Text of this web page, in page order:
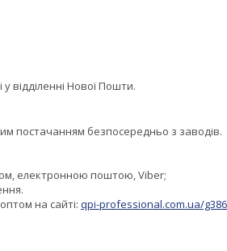
відділенні Нової Пошти.
постачанням безпосередньо з заводів.
електронною поштою, Viber;
на сайті: qpi-professional.com.ua/